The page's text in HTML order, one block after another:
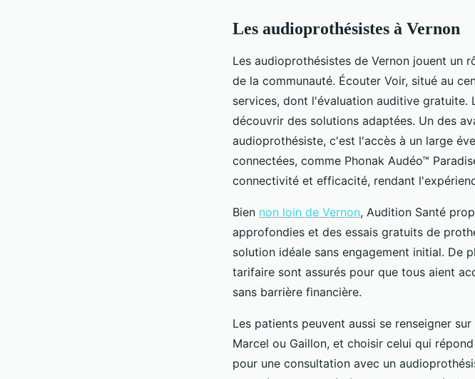
Les audioprothésistes à Vernon
Les audioprothésistes de Vernon jouent un
de la communauté. Écouter Voir, situé au
services, dont l'évaluation auditive gratuite.
découvrir des solutions adaptées. Un des
audioprothésiste, c'est l'accès à un large
connectées, comme Phonak Audéo™
connectivité et efficacité, rendant
Bien non loin de Vernon, Audition Santé
approfondies et des essais gratuits de
solution idéale sans engagement initial. De
tarifaire sont assurés pour que tous aient
sans barrière financière.
Les patients peuvent aussi se renseigner
Marcel ou Gaillon, et choisir celui qui
pour une consultation avec un